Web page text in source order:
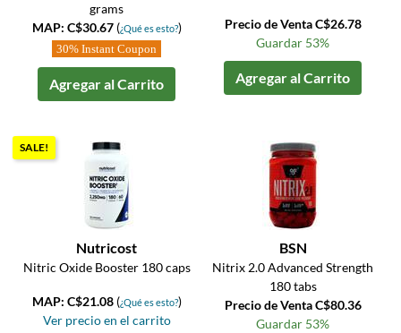
grams
MAP: C$30.67 (¿Qué es esto?)
30% Instant Coupon
Agregar al Carrito
Precio de Venta C$26.78
Guardar 53%
Agregar al Carrito
SALE!
Nutricost
Nitric Oxide Booster 180 caps
MAP: C$21.08 (¿Qué es esto?)
Ver precio en el carrito
BSN
Nitrix 2.0 Advanced Strength
180 tabs
Precio de Venta C$80.36
Guardar 53%